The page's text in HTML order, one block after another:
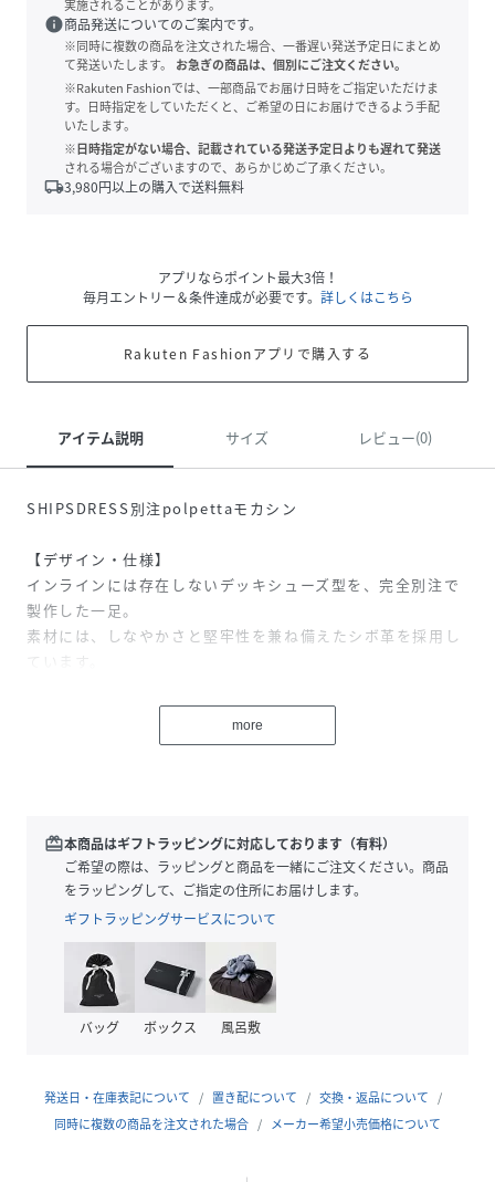
実施されることがあります。
info商品発送についてのご案内です。
※同時に複数の商品を注文された場合、一番遅い発送予定日にまとめ
て発送いたします。
お急ぎの商品は、個別にご注文ください。
※Rakuten Fashionでは、一部商品でお届け日時をご指定いただけま
す。日時指定をしていただくと、ご希望の日にお届けできるよう手配
いたします。
※日時指定がない場合、記載されている発送予定日よりも遅れて発送
される場合がございますので、あらかじめご了承ください。
local_shipping3,980円以上の購入で送料無料
アプリならポイント最大3倍！
毎月エントリー＆条件達成が必要です。 詳しくはこちら
Rakuten Fashionアプリで購入する
アイテム説明 サイズ レビュー(0)
SHIPSDRESS別注polpettaモカシン
【デザイン・仕様】
インラインには存在しないデッキシューズ型を、完全別注で
製作した一足。
素材には、しなやかさと堅牢性を兼ね備えたシボ革を採用し
ています。
のある上品で洗練された印象に。
細部までこだわりながらも、全体のデザインはオーセンティ
製法にはモカシン製法を用い、足を包み込むようなフィット
感と優れた屈曲性を実現。
ヒールとトゥ以外のライニングを省くことで、レザー本来の
柔らかさをダイレクトに感じられる、軽快でストレスのない
履き心地に仕上げました。
※サイズ換算は下記をご参照ください。
サイズ：メーカー表記サイズ
5(26.5cm)：41
7(27.5cm)：42
more
redeem本商品はギフトラッピングに対応しております（有料）
ご希望の際は、ラッピングと商品を一緒にご注文ください。商品
をラッピングして、ご指定の住所にお届けします。
ギフトラッピングサービスについて
バッグ ボックス 風呂敷
発送日・在庫表記について 置き配について
交換・返品について
同時に複数の商品を注文された場合
メーカー希望小売価格について